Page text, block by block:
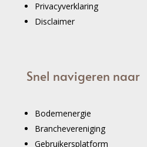
Privacyverklaring
Disclaimer
Snel navigeren naar
Bodemenergie
Branchevereniging
Gebruikersplatform